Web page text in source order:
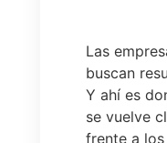
Las
buscan
Y ahí es
se vuelve
frente a